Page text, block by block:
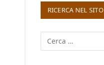
RICERCA NEL SITO